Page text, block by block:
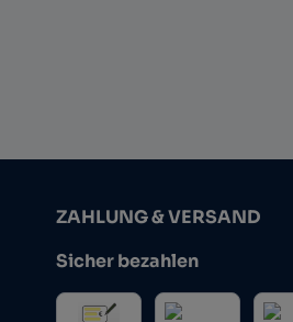
ZAHLUNG & VERSAND
Sicher bezahlen